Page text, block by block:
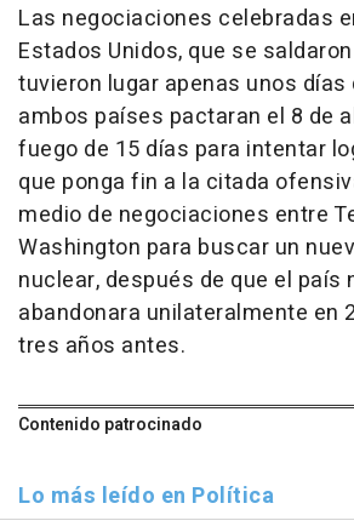
Las negociaciones celebradas
Estados Unidos, que se
tuvieron lugar apenas unos días
ambos países pactaran el 8 de
fuego de 15 días para intentar
que ponga fin a la citada
medio de negociaciones entre
Washington para buscar un
nuclear, después de que el país
abandonara unilateralmente en
tres años antes.
Contenido patrocinado
Lo más leído en Política